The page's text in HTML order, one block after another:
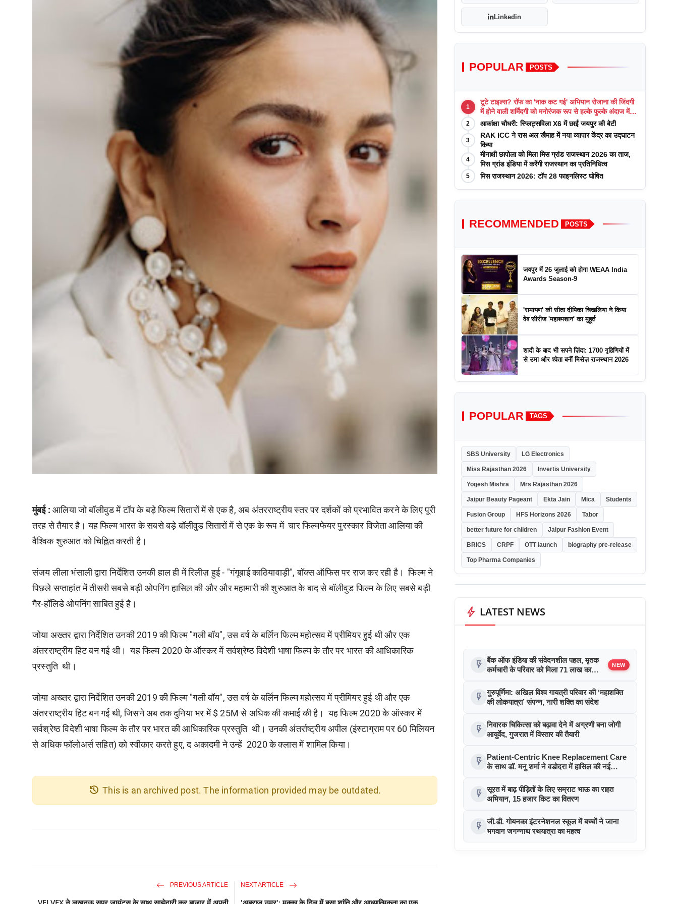
मुंबई :आलिया जो बॉलीवुड में टॉप के बड़े फिल्म सितारों में से एक है, अब अंतरराष्ट्रीय स्तर पर दर्शकों को प्रभावित करने के लिए पूरी
तरह से तैयार है। यह फिल्म भारत के सबसे बड़े बॉलीवुड सितारों में से एक के रूप में चार फिल्मफेयर पुरस्कार विजेता आलिया की
वैश्विक शुरुआत को चिह्नित करती है।
संजय लीला भंसाली द्वारा निर्देशित उनकी हाल ही में रिलीज़ हुई - "गंगूबाई काठियावाड़ी", बॉक्स ऑफिस पर राज कर रही है। फिल्म ने
पिछले सप्ताहांत में तीसरी सबसे बड़ी ओपनिंग हासिल की और और महामारी की शुरुआत के बाद से बॉलीवुड फिल्म के लिए सबसे बड़ी
गैर-हॉलिडे ओपनिंग साबित हुई है।
जोया अख्तर द्वारा निर्देशित उनकी 2019 की फिल्म "गली बॉय", उस वर्ष के बर्लिन फिल्म महोत्सव में प्रीमियर हुई थी और एक
अंतरराष्ट्रीय हिट बन गई थी। यह फिल्म 2020 के ऑस्कर में सर्वश्रेष्ठ विदेशी भाषा फिल्म के तौर पर भारत की आधिकारिक
प्रस्तुति थी।
जोया अख्तर द्वारा निर्देशित उनकी 2019 की फिल्म "गली बॉय", उस वर्ष के बर्लिन फिल्म महोत्सव में प्रीमियर हुई थी और एक
अंतरराष्ट्रीय हिट बन गई थी, जिसने अब तक दुनिया भर में $ 25M से अधिक की कमाई की है। यह फिल्म 2020 के ऑस्कर में
सर्वश्रेष्ठ विदेशी भाषा फिल्म के तौर पर भारत की आधिकारिक प्रस्तुति थी। उनकी अंतर्राष्ट्रीय अपील (इंस्टाग्राम पर 60 मिलियन
से अधिक फॉलोअर्स सहित) को स्वीकार करते हुए, द अकादमी ने उन्हें 2020 के क्लास में शामिल किया।
history This is an archived post. The information provided may be outdated.
PREVIOUS ARTICLE NEXT ARTICLE
Linkedin
POPULAR POSTS
1
टूटे टाइल्स? रॉफ का 'नाक कट गई' अभियान रोजाना की जिंदगी
में होने वाली शर्मिंदगी को मनोरंजक रूप से हल्के फुल्के अंदाज में
याद कराता है
2 आकांक्षा चौधरी: स्प्लिट्सविला X6 में छाईं जयपुर की बेटी
3
RAK ICC ने रास अल खैमाह में नया व्यापार केंद्र का उद्घाटन
किया
4
मीनाक्षी छापोला को मिला मिस ग्रांड राजस्थान 2026 का ताज,
मिस ग्रांड इंडिया में करेंगी राजस्थान का प्रतिनिधित्व
5 मिस राजस्थान 2026: टॉप 28 फाइनलिस्ट घोषित
RECOMMENDED POSTS
जयपुर में 26 जुलाई को होगा WEAA India
Awards Season-9
'रामायण' की सीता दीपिका चिखलिया ने किया
वेब सीरीज 'महाश्मशान' का मुहूर्त
शादी के बाद भी सपने ज़िंदा: 1700 गृहिणियों में
से उमा और श्वेता बनीं मिसेज़ राजस्थान 2026
POPULAR TAGS
SBS University LG Electronics
Miss Rajasthan 2026 Invertis University
Yogesh Mishra Mrs Rajasthan 2026
Jaipur Beauty Pageant Ekta Jain Mica Students
Fusion Group HFS Horizons 2026 Tabor
better future for children Jaipur Fashion Event
BRICS CRPF OTT launch biography pre-release
Top Pharma Companies
bolt LATEST NEWS
flash_on बैंक ऑफ इंडिया की संवेदनशील पहल, मृतक
कर्मचारी के परिवार को मिला 71 लाख का
NEW
flash_on गुरुपूर्णिमा: अखिल विश्व गायत्री परिवार की ‘महाशक्ति
की लोकयात्रा’ संपन्न, नारी शक्ति का संदेश
flash_on निवारक चिकित्सा को बढ़ावा देने में अग्रणी बना जोगी
आयुर्वेद, गुजरात में विस्तार की तैयारी
flash_on
Patient-Centric Knee Replacement Care
के साथ डॉ. मनु शर्मा ने वडोदरा में हासिल की नई
flash_on सूरत में बाढ़ पीड़ितों के लिए सम्राट भाऊ का राहत
अभियान, 15 हजार किट का वितरण
flash_on जी.डी. गोयनका इंटरनेशनल स्कूल में बच्चों ने जाना
भगवान जगन्नाथ रथयात्रा का महत्व